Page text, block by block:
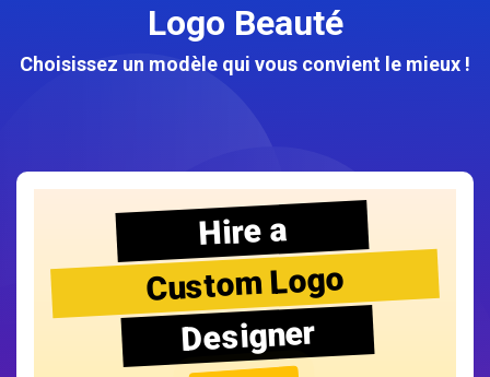
Logo Beauté
Choisissez un modèle qui vous convient le mieux !
Hire a
Custom Logo
Designer